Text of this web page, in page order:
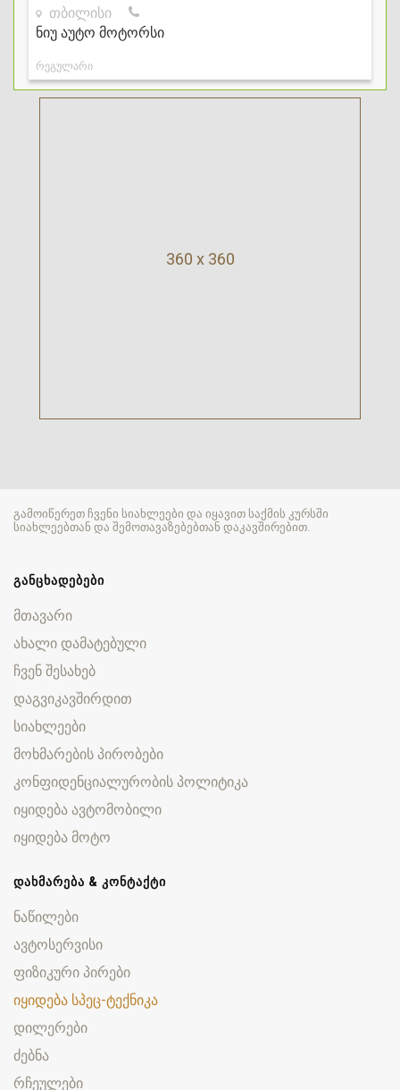
360 x 360
გამოიწერეთ ჩვენი სიახლეები და იყავით საქმის კურსში
სიახლეებთან და შემოთავაზებებთან დაკავშირებით.
ᲒᲐᲜᲪᲮᲐᲓᲔᲑᲔᲑᲘ
მთავარი
ახალი დამატებული
ჩვენ შესახებ
დაგვიკავშირდით
სიახლეები
მოხმარების პირობები
კონფიდენციალურობის პოლიტიკა
იყიდება ავტომობილი
იყიდება მოტო
ᲓᲐᲮᲛᲐᲠᲔᲑᲐ & ᲙᲝᲜᲢᲐᲥᲢᲘ
ნაწილები
ავტოსერვისი
ფიზიკური პირები
იყიდება სპეც-ტექნიკა
დილერები
ძებნა
რჩეულები